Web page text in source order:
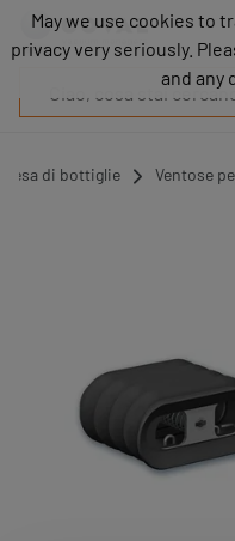
di bottiglie Ventose
Prodotti
Industrie
Risorse
COVAL
Contatto
May we use cookies to
privacy very seriously.
and any
May we use cookies to
privacy very seriously.
and any